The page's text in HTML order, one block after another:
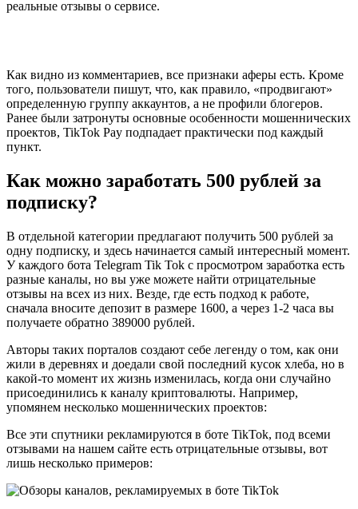
реальные отзывы о сервисе.
Как видно из комментариев, все признаки аферы есть. Кроме
того, пользователи пишут, что, как правило, «продвигают»
определенную группу аккаунтов, а не профили блогеров.
Ранее были затронуты основные особенности мошеннических
проектов, TikTok Pay подпадает практически под каждый
пункт.
Как можно заработать 500 рублей за
подписку?
В отдельной категории предлагают получить 500 рублей за
одну подписку, и здесь начинается самый интересный момент.
У каждого бота Telegram Tik Tok с просмотром заработка есть
разные каналы, но вы уже можете найти отрицательные
отзывы на всех из них. Везде, где есть подход к работе,
сначала вносите депозит в размере 1600, а через 1-2 часа вы
получаете обратно 389000 рублей.
Авторы таких порталов создают себе легенду о том, как они
жили в деревнях и доедали свой последний кусок хлеба, но в
какой-то момент их жизнь изменилась, когда они случайно
присоединились к каналу криптовалюты. Например,
упомянем несколько мошеннических проектов:
Все эти спутники рекламируются в боте TikTok, под всеми
отзывами на нашем сайте есть отрицательные отзывы, вот
лишь несколько примеров: